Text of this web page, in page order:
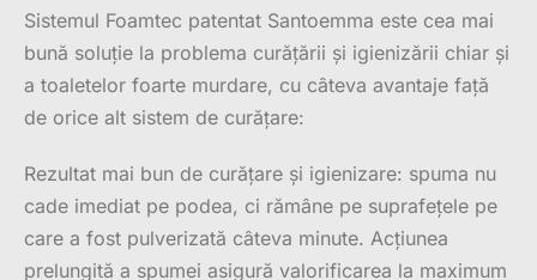
Sistemul Foamtec patentat Santoemma este cea mai
bună soluție la problema curățării și igienizării chiar și
a toaletelor foarte murdare, cu câteva avantaje față
de orice alt sistem de curățare:
Rezultat mai bun de curățare și igienizare: spuma nu
cade imediat pe podea, ci rămâne pe suprafețele pe
care a fost pulverizată câteva minute. Acțiunea
prelungită a spumei asigură valorificarea la maximum